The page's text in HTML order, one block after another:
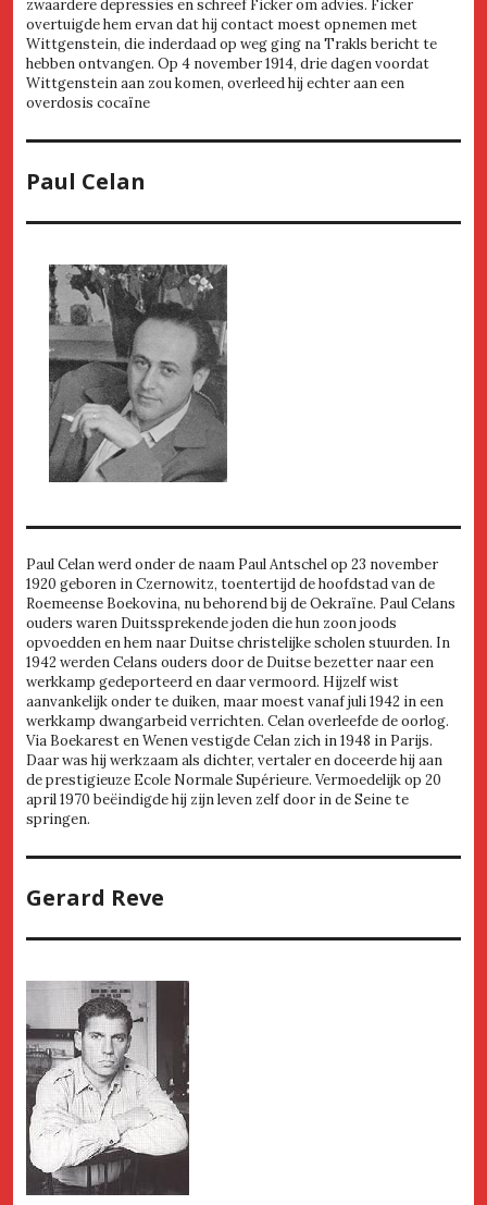
zwaardere depressies en schreef Ficker om advies. Ficker
overtuigde hem ervan dat hij contact moest opnemen met
Wittgenstein, die inderdaad op weg ging na Trakls bericht te
hebben ontvangen. Op 4 november 1914, drie dagen voordat
Wittgenstein aan zou komen, overleed hij echter aan een
overdosis cocaïne
Paul Celan
Paul Celan werd onder de naam Paul Antschel op 23 november
1920 geboren in Czernowitz, toentertijd de hoofdstad van de
Roemeense Boekovina, nu behorend bij de Oekraïne. Paul Celans
ouders waren Duitssprekende joden die hun zoon joods
opvoedden en hem naar Duitse christelijke scholen stuurden. In
1942 werden Celans ouders door de Duitse bezetter naar een
werkkamp gedeporteerd en daar vermoord. Hijzelf wist
aanvankelijk onder te duiken, maar moest vanaf juli 1942 in een
werkkamp dwangarbeid verrichten. Celan overleefde de oorlog.
Via Boekarest en Wenen vestigde Celan zich in 1948 in Parijs.
Daar was hij werkzaam als dichter, vertaler en doceerde hij aan
de prestigieuze Ecole Normale Supérieure. Vermoedelijk op 20
april 1970 beëindigde hij zijn leven zelf door in de Seine te
springen.
Gerard Reve